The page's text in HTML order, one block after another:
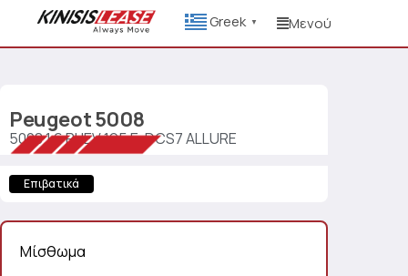
Greek ▼ Μενού
Peugeot5008
5008 1.6 PHEV 195 E-DCS7 ALLURE
Επιβατικά
Μίσθωμα